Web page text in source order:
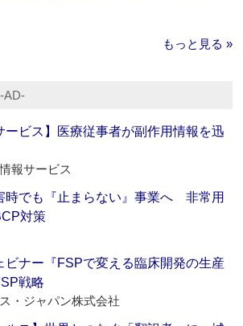
もっと見る »
‐AD‐
ービス】医療従事者が副作用情報を迅
報サービス
時でも『止まらない』事業へ 非常用
対策
ビナー『FSPで変える臨床開発の生産
戦略
・ジャパン株式会社